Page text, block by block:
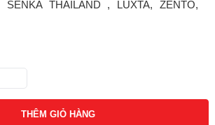
SENKA THAILAND , LUXTA, ZENTO,
THÊM GIỎ HÀNG